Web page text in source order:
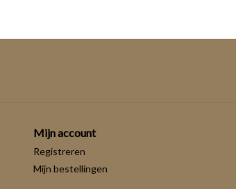
Mijn account
Registreren
Mijn bestellingen